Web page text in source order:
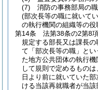
(7)
消防の事務部局の職
(部次長等の職に就いて
の執行機関の組織等の
第14条
法第38条の2第8
規定する部長又は課長
て「部次長等の職」とい
た地方公共団体の執行
して規則で定めるもの
日より前に就いていた
ける当該再就職者が当